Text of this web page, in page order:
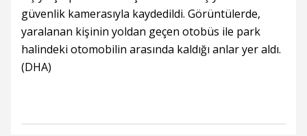
güvenlik kamerasıyla kaydedildi. Görüntülerde,
yaralanan kişinin yoldan geçen otobüs ile park
halindeki otomobilin arasında kaldığı anlar yer aldı.
(DHA)